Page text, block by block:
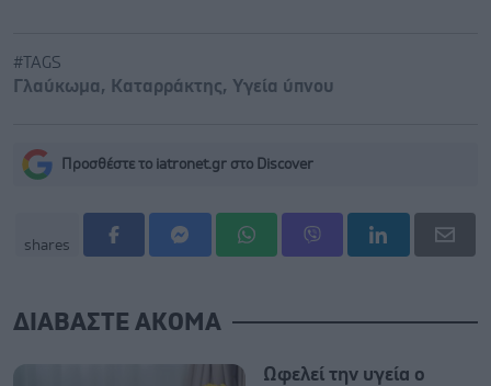
#TAGS
Γλαύκωμα, Καταρράκτης, Υγεία ύπνου
Προσθέστε το iatronet.gr στο Discover
shares
ΔΙΑΒΑΣΤΕ ΑΚΟΜΑ
Ωφελεί την υγεία ο